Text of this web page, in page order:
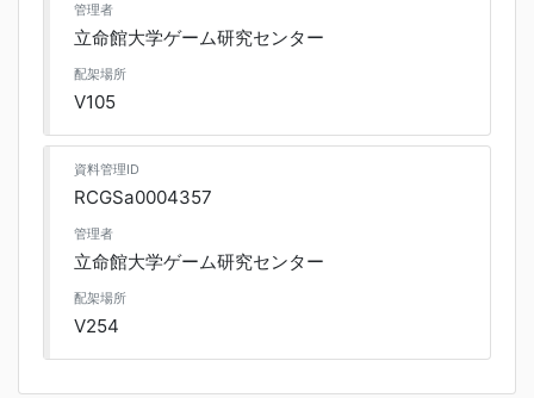
管理者
立命館大学ゲーム研究センター
配架場所
V105
資料管理ID
RCGSa0004357
管理者
立命館大学ゲーム研究センター
配架場所
V254